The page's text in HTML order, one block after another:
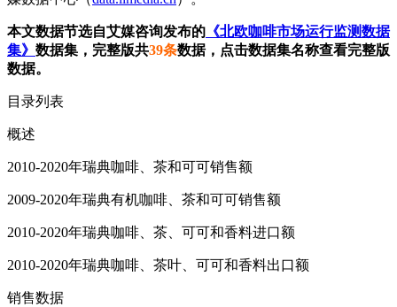
本文数据节选自艾媒咨询发布的 《北欧咖啡市场运行监测数据
集》 数据集，完整版共39条数据，点击数据集名称查看完整版
数据。
目录列表
概述
2010-2020年瑞典咖啡、茶和可可销售额
2009-2020年瑞典有机咖啡、茶和可可销售额
2010-2020年瑞典咖啡、茶、可可和香料进口额
2010-2020年瑞典咖啡、茶叶、可可和香料出口额
销售数据